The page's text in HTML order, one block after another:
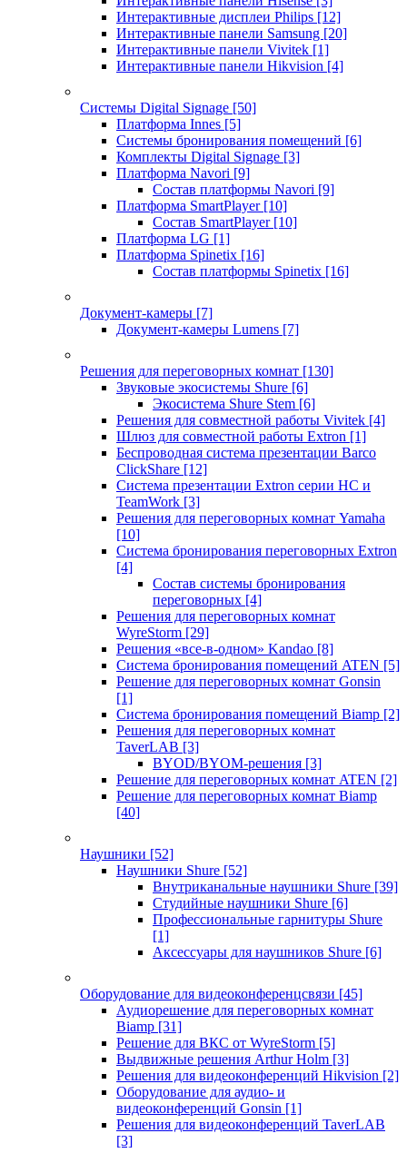
Интерактивные дисплеи Philips [12]
Интерактивные панели Samsung [20]
Интерактивные панели Vivitek [1]
Интерактивные панели Hikvision [4]
Системы Digital Signage [50]
Платформа Innes [5]
Системы бронирования помещений [6]
Комплекты Digital Signage [3]
Платформа Navori [9]
Состав платформы Navori [9]
Платформа SmartPlayer [10]
Состав SmartPlayer [10]
Платформа LG [1]
Платформа Spinetix [16]
Состав платформы Spinetix [16]
Документ-камеры [7]
Документ-камеры Lumens [7]
Решения для переговорных комнат [130]
Звуковые экосистемы Shure [6]
Экосистема Shure Stem [6]
Решения для совместной работы Vivitek [4]
Шлюз для совместной работы Extron [1]
Беспроводная система презентации Barco
ClickShare [12]
Система презентации Extron серии HC и
TeamWork [3]
Решения для переговорных комнат Yamaha
[10]
Система бронирования переговорных Extron
[4]
Состав системы бронирования
переговорных [4]
Решения для переговорных комнат
WyreStorm [29]
Решения «все-в-одном» Kandao [8]
Система бронирования помещений ATEN [5]
Решение для переговорных комнат Gonsin
[1]
Система бронирования помещений Biamp [2]
Решения для переговорных комнат
TaverLAB [3]
BYOD/BYOM-решения [3]
Решение для переговорных комнат ATEN [2]
Решение для переговорных комнат Biamp
[40]
Наушники [52]
Наушники Shure [52]
Внутриканальные наушники Shure [39]
Студийные наушники Shure [6]
Профессиональные гарнитуры Shure
[1]
Аксессуары для наушников Shure [6]
Оборудование для видеоконференцсвязи [45]
Аудиорешение для переговорных комнат
Biamp [31]
Решение для ВКС от WyreStorm [5]
Выдвижные решения Arthur Holm [3]
Решения для видеоконференций Hikvision [2]
Оборудование для аудио- и
видеоконференций Gonsin [1]
Решения для видеоконференций TaverLAB
[3]